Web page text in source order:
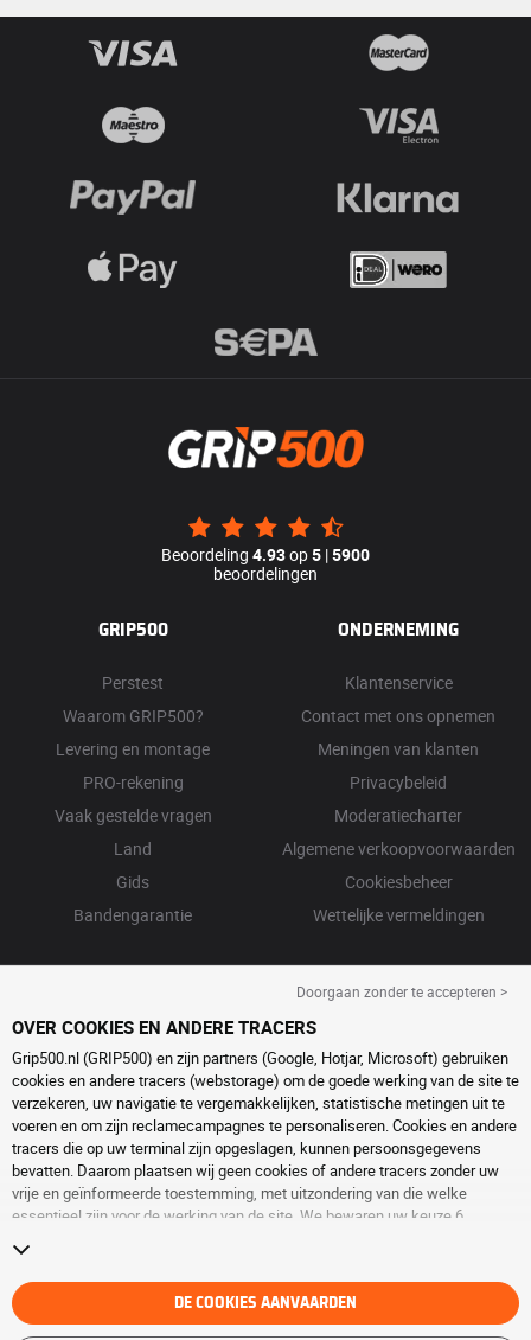
Beoordeling 4.93op5 |5900
beoordelingen
GRIP500
Perstest
Waarom GRIP500?
Levering en montage
PRO-rekening
Vaak gestelde vragen
Land
Gids
Bandengarantie
ONDERNEMING
Klantenservice
Contact met ons opnemen
Meningen van klanten
Privacybeleid
Moderatiecharter
Algemene verkoopvoorwaarden
Cookiesbeheer
Wettelijke vermeldingen
Doorgaan zonder te accepteren >
OVER COOKIES EN ANDERE TRACERS
Grip500.nl (GRIP500) en zijn partners (Google, Hotjar, Microsoft) gebruiken
cookies en andere tracers (webstorage) om de goede werking van de site te
verzekeren, uw navigatie te vergemakkelijken, statistische metingen uit te
voeren en om zijn reclamecampagnes te personaliseren. Cookies en andere
tracers die op uw terminal zijn opgeslagen, kunnen persoonsgegevens
bevatten. Daarom plaatsen wij geen cookies of andere tracers zonder uw
vrije en geïnformeerde toestemming, met uitzondering van die welke
essentieel zijn voor de werking van de site. We bewaren uw keuze 6
pagina over
verder te surfen zonder het deponeren van cookies of andere tracers te
aanvaarden. Weigering verhindert de toegang tot diensten niet GRIP500.
Voor meer informatie,bezoek de cookies en andere tracerspagina.
DE COOKIES AANVAARDEN